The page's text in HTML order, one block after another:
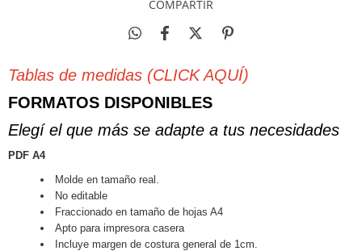
COMPARTIR
Tablas de medidas (CLICK AQUÍ)
FORMATOS DISPONIBLES
Elegí el que más se adapte a tus necesidades
PDF A4
Molde en tamaño real.
No editable
Fraccionado en tamaño de hojas A4
Apto para impresora casera
Incluye margen de costura general de 1cm.